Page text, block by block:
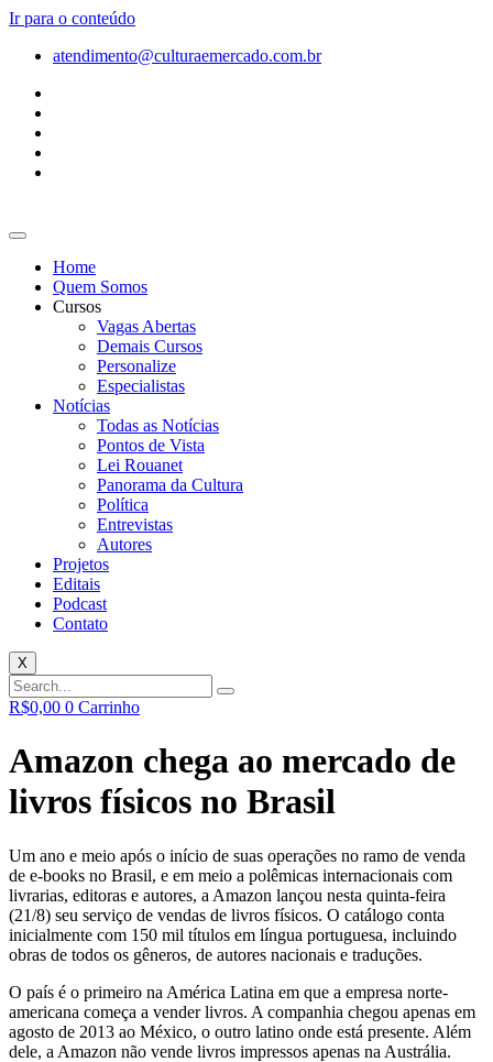
Ir para o conteúdo
atendimento@culturaemercado.com.br
Home
Quem Somos
Cursos
Vagas Abertas
Demais Cursos
Personalize
Especialistas
Notícias
Todas as Notícias
Pontos de Vista
Lei Rouanet
Panorama da Cultura
Política
Entrevistas
Autores
Projetos
Editais
Podcast
Contato
X
R$0,00 0 Carrinho
Amazon chega ao mercado de
livros físicos no Brasil
Um ano e meio após o início de suas operações no ramo de venda
de e-books no Brasil, e em meio a polêmicas internacionais com
livrarias, editoras e autores, a Amazon lançou nesta quinta-feira
(21/8) seu serviço de vendas de livros físicos. O catálogo conta
inicialmente com 150 mil títulos em língua portuguesa, incluindo
obras de todos os gêneros, de autores nacionais e traduções.
O país é o primeiro na América Latina em que a empresa norte-
americana começa a vender livros. A companhia chegou apenas em
agosto de 2013 ao México, o outro latino onde está presente. Além
dele, a Amazon não vende livros impressos apenas na Austrália.